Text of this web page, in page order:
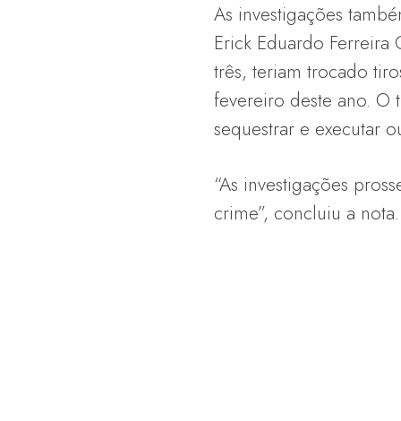
As investigações
Erick Eduardo
três, teriam trocado
fevereiro deste ano. O
sequestrar e executar
“As investigações
crime”, concluiu a nota.